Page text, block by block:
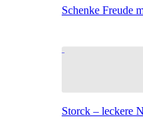
Schenke Freude
Storck – leckere